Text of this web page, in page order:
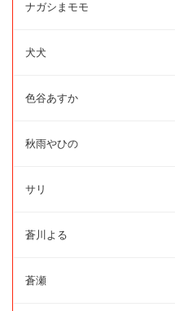
ナガシまモモ
犬犬
色谷あすか
秋雨やひの
サリ
蒼川よる
蒼瀬